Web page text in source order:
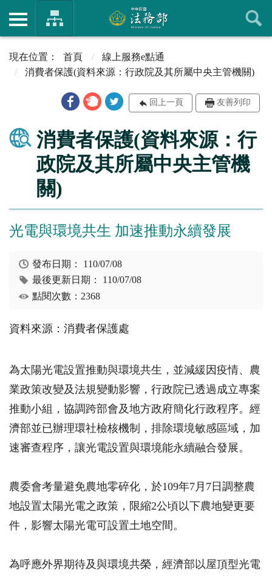
首頁
線上服務e點通
消費者保護(資料來源：行政院及其所屬中央主管機關)
回上一頁 友善列印
消費者保護(資料來源：行
政院及其所屬中央主管機
關)
光電與環境共生 加速推動永續發展
發布日期： 110/07/08
最後更新日期： 110/07/08
點閱次數：2368
資料來源：消費者保護處
為太陽光電設置推動與環境共生，並減緩因疫情、農
業政策改變及法規變動影響，行政院已透過成立專案
推動小組，協調跨部會及地方政府簡化行政程序。經
濟部並已辦理環社檢核機制，排除環境敏感區域，加
速審查程序，讓光電設置與環境能永續融合發展。
農委會考量避免農地零碎化，於109年7月7日調整農
地設置太陽光電之政策，限縮2公頃以下農地變更要
件，影響太陽光電可設置土地空間。
為呼應外界期待及與環境共榮，經濟部以屋頂型光電